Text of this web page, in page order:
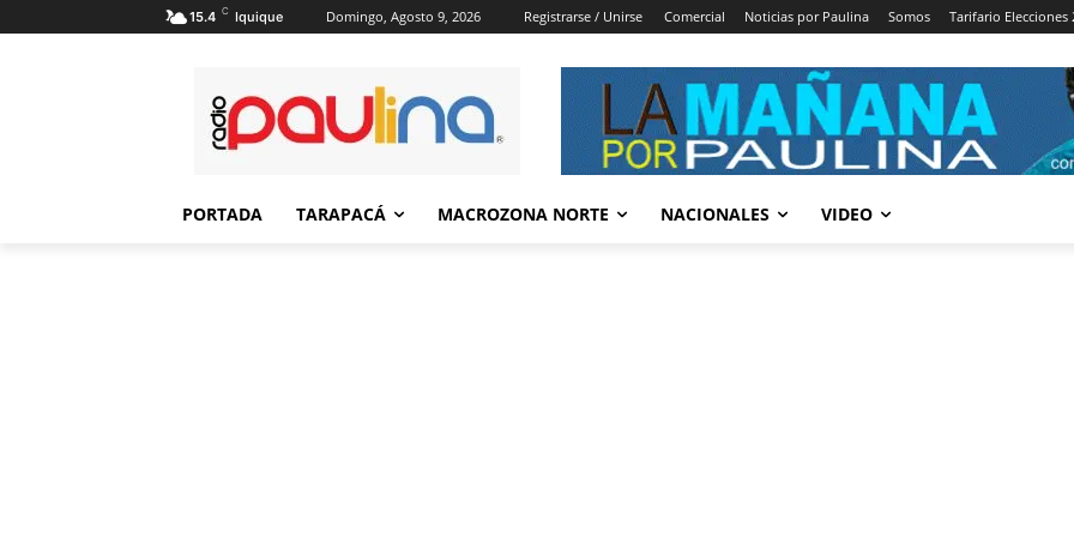
15.4 C Iquique Domingo, Agosto 9, 2026 Registrarse / Unirse Comercial Noticias por Paulina Somos Tarifario Elecciones
PORTADA TARAPACÁ MACROZONA NORTE NACIONALES VIDEO